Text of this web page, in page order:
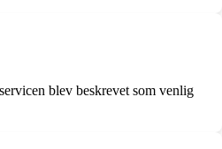
blev beskrevet som venlig